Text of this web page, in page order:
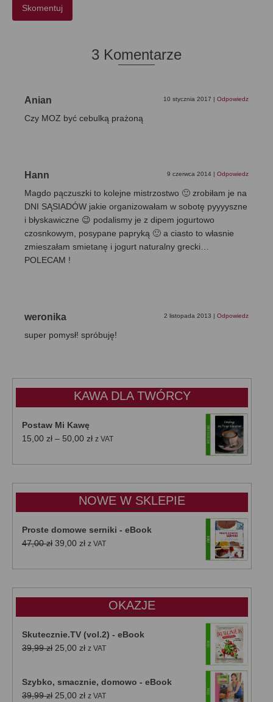
3 Komentarze
Anian 10 stycznia 2017 | Odpowiedz
Czy MOZ być cebulką prażoną
Hann 9 czerwca 2014 | Odpowiedz
Magdo pączuszki to kolejne mistrzostwo 🙂 zrobiłam je na
DNI SĄSIADÓW jakie organizowałam w sobotę pyyyyszne
i błyskawiczne 😉 podalismy je z dipem jogurtowo
czosnkowym, posypane papryką 🙂 a ciasto to własnie
zmieszałam smietanę i jogurt naturalny grecki…
POLECAM !
weronika 2 listopada 2013 | Odpowiedz
super pomysł! spróbuję!
KAWA DLA TWÓRCY
Postaw Mi Kawę
15,00 zł – 50,00 złZakres
od
do
50,00 zł
z VAT
NOWE W SKLEPIE
Proste domowe serniki - eBook
47,00zł Pierwotna
wynosiła:
39,00 złAktualna
wynosi:
z VAT
OKAZJE
Skutecznie.TV (vol.2) - eBook
39,99zł Pierwotna
39,99 zł.
25,00 złAktualna
25,00 zł.
z VAT
Szybko, smacznie, domowo - eBook
39,99zł Pierwotna
25,00 złAktualna
z VAT